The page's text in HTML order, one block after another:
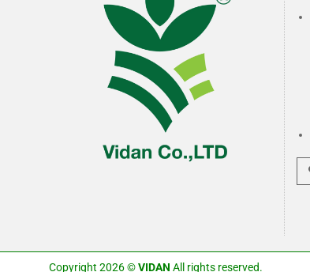
Copyright 2026 ©VIDAN All rights reserved.